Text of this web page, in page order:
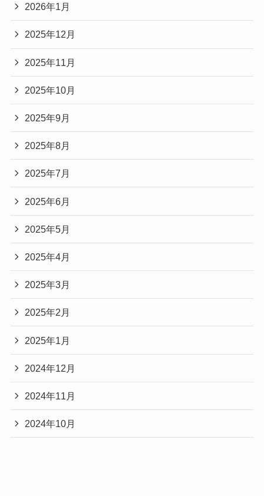
2026年1月
2025年12月
2025年11月
2025年10月
2025年9月
2025年8月
2025年7月
2025年6月
2025年5月
2025年4月
2025年3月
2025年2月
2025年1月
2024年12月
2024年11月
2024年10月